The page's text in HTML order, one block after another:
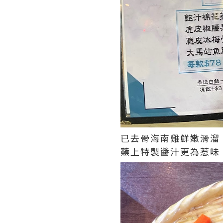
已去骨海南雞鮮嫩滑溜
蘸上特製醬汁更為惹味